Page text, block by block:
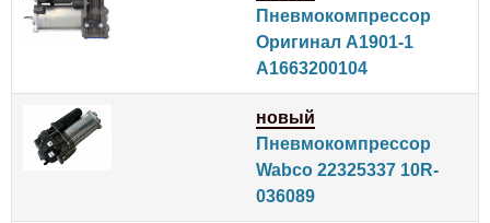
Пневмокомпрессор
Оригинал A1901-1
A1663200104
новый
Пневмокомпрессор
Wabco 22325337 10R-
036089